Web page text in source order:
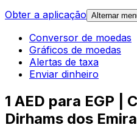
Obter a aplicação Alternar
Conversor de moedas
Gráficos de moedas
Alertas de taxa
Enviar dinheiro
1 AED para EGP |
Dirhams dos